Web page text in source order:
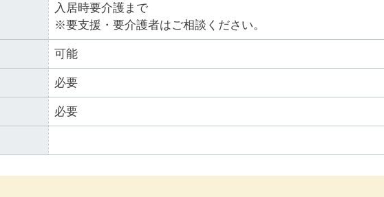
入居時要介護まで
※要支援・要介護者はご相談ください。
可能
必要
必要